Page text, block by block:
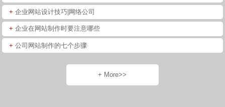
+ 企业网站设计技巧|网络公司
+ 企业在网站制作时要注意哪些
+ 公司网站制作的七个步骤
+ More>>